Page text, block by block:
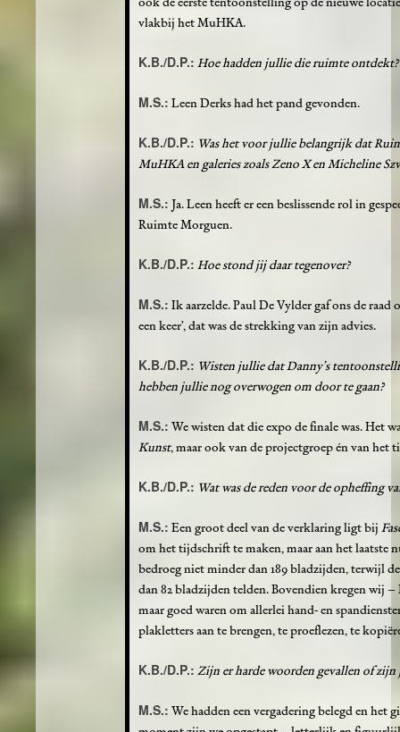
vlakbij het MuHKA.
K.B./D.P.: Hoe hadden jullie die ruimte ontdekt?
M.S.: Leen Derks had het pand gevonden.
K.B./D.P.: Was het voor jullie belangrijk dat
MuHKA en galeries zoals Zeno X en Micheline
M.S.: Ja. Leen heeft er een beslissende rol in
Ruimte Morguen.
K.B./D.P.: Hoe stond jij daar tegenover?
M.S.: Ik aarzelde. Paul De Vylder gaf ons de raad
een keer’, dat was de strekking van zijn advies.
K.B./D.P.: Wisten jullie dat Danny’s
hebben jullie nog overwogen om door te gaan?
M.S.: We wisten dat die expo de finale was. Het
Kunst, maar ook van de projectgroep én van het
K.B./D.P.: Wat was de reden voor de opheffing
M.S.: Een groot deel van de verklaring ligt bij
om het tijdschrift te maken, maar aan het laatste
bedroeg niet minder dan 189 bladzijden, terwijl
dan 82 bladzijden telden. Bovendien kregen wij
maar goed waren om allerlei hand- en
plakletters aan te brengen, te proeflezen, te
K.B./D.P.: Zijn er harde woorden gevallen of
M.S.: We hadden een vergadering belegd en het